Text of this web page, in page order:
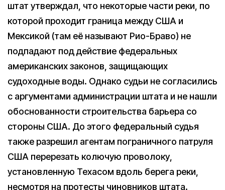
штат утверждал, что некоторые части реки, по
которой проходит граница между США и
Мексикой (там её называют Рио-Браво) не
подпадают под действие федеральных
американских законов, защищающих
судоходные воды. Однако судьи не согласились
с аргументами администрации штата и не нашли
обоснованности строительства барьера со
стороны США. До этого федеральный судья
также разрешил агентам пограничного патруля
США перерезать колючую проволоку,
установленную Техасом вдоль берега реки,
несмотря на протесты чиновников штата.